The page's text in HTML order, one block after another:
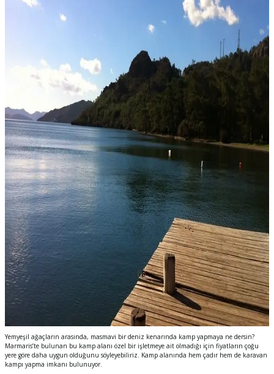
Yemyeşil ağaçların arasında, masmavi bir deniz kenarında kamp yapmaya ne dersin?
Marmaris’te bulunan bu kamp alanı özel bir işletmeye ait olmadığı için fiyatların çoğu
yere göre daha uygun olduğunu söyleyebiliriz. Kamp alanında hem çadır hem de karavan
kampı yapma imkanı bulunuyor.